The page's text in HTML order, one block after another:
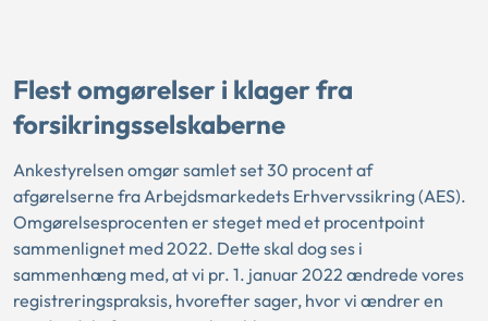
Flest omgørelser i klager fra
forsikringsselskaberne
Ankestyrelsen omgør samlet set 30 procent af
afgørelserne fra Arbejdsmarkedets Erhvervssikring (AES).
Omgørelsesprocenten er steget med et procentpoint
sammenlignet med 2022. Dette skal dog ses i
sammenhæng med, at vi pr. 1. januar 2022 ændrede vores
registreringspraksis, hvorefter sager, hvor vi ændrer en